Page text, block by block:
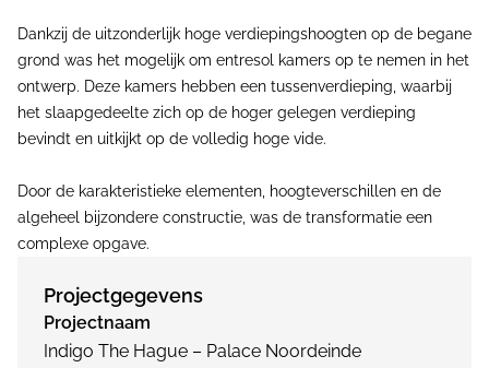
Dankzij de uitzonderlijk hoge verdiepingshoogten op de begane
grond was het mogelijk om entresol kamers op te nemen in het
ontwerp. Deze kamers hebben een tussenverdieping, waarbij
het slaapgedeelte zich op de hoger gelegen verdieping
bevindt en uitkijkt op de volledig hoge vide.
Door de karakteristieke elementen, hoogteverschillen en de
algeheel bijzondere constructie, was de transformatie een
complexe opgave.
Projectgegevens
Projectnaam
Indigo The Hague – Palace Noordeinde